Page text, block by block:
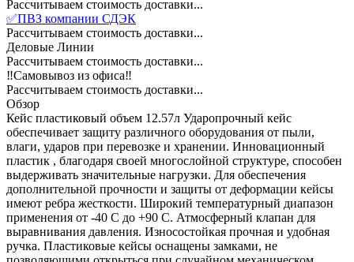
Рассчитываем стоимость доставки...
✅ПВЗ компании СДЭК
Рассчитываем стоимость доставки...
Деловые Линии
Рассчитываем стоимость доставки...
‼️Самовывоз из офиса‼️
Рассчитываем стоимость доставки...
Обзор
Кейс пластиковый объем 12.57л Ударопрочный кейс
обеспечивает защиту различного оборудования от пыли,
влаги, ударов при перевозке и хранении. Инновационный
пластик , благодаря своей многослойной структуре, способен
выдерживать значительные нагрузки. Для обеспечения
дополнительной прочности и защиты от деформации кейсы
имеют ребра жесткости. Широкий температурный диапазон
применения от -40 С до +90 С. Атмосферный клапан для
выравнивания давления. Износостойкая прочная и удобная
ручка. Пластиковые кейсы оснащены замками, не